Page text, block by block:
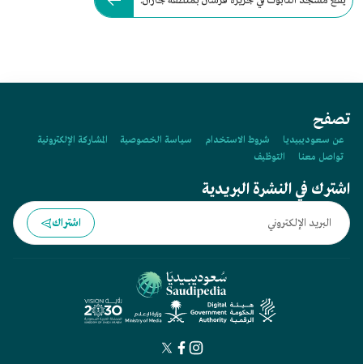
تصفح
عن سعوديبيديا شروط الاستخدام سياسة الخصوصية
المشاركة الإلكترونية
تواصل معنا
التوظيف
اشترك في النشرة البريدية
اشتراك